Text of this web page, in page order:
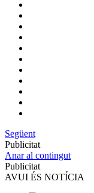
Següent
Publicitat
Anar al contingut
Publicitat
AVUI ÉS NOTÍCIA